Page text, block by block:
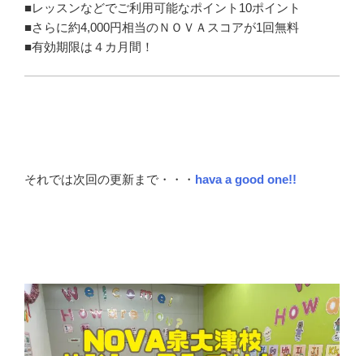
■レッスンなどでご利用可能なポイント10ポイント
■さらに約4,000円相当のＮＯＶＡスコアが1回無料
■有効期限は４カ月間！
それでは次回の更新まで・・・ hava a good one!!